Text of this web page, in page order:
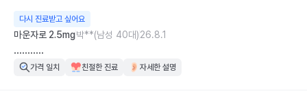
다시 진료받고 싶어요
마운자로 2.5mg박**(남성 40대)26.8.1
...........
가격 일치 친절한 진료 자세한 설명